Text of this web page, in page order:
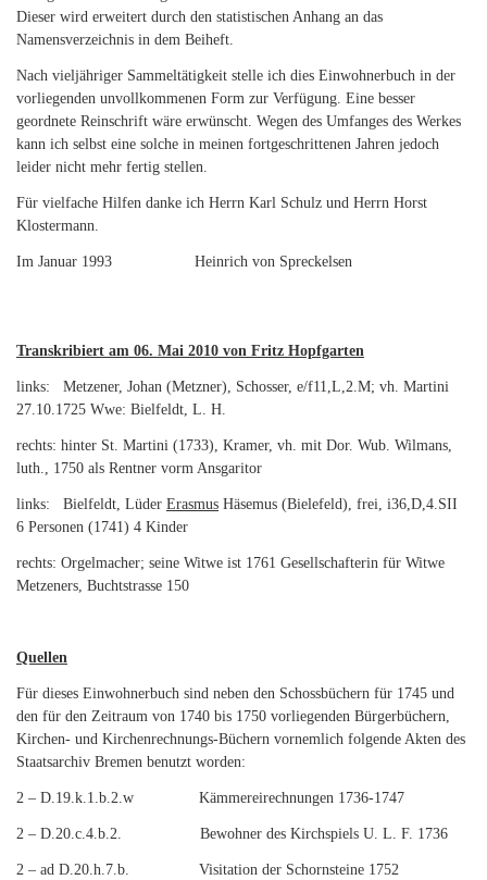
Dieser wird erweitert durch den statistischen Anhang an das
Namensverzeichnis in dem Beiheft.
Nach vieljähriger Sammeltätigkeit stelle ich dies Einwohnerbuch in der
vorliegenden unvollkommenen Form zur Verfügung. Eine besser
geordnete Reinschrift wäre erwünscht. Wegen des Umfanges des Werkes
kann ich selbst eine solche in meinen fortgeschrittenen Jahren jedoch
leider nicht mehr fertig stellen.
Für vielfache Hilfen danke ich Herrn Karl Schulz und Herrn Horst
Klostermann.
Im Januar 1993 Heinrich von Spreckelsen
Transkribiert am 06. Mai 2010 von Fritz Hopfgarten
links: Metzener, Johan (Metzner), Schosser, e/f11,L,2.M; vh. Martini
27.10.1725 Wwe: Bielfeldt, L. H.
rechts: hinter St. Martini (1733), Kramer, vh. mit Dor. Wub. Wilmans,
luth., 1750 als Rentner vorm Ansgaritor
links: Bielfeldt, Lüder Erasmus Häsemus (Bielefeld), frei, i36,D,4.SII
6 Personen (1741) 4 Kinder
rechts: Orgelmacher; seine Witwe ist 1761 Gesellschafterin für Witwe
Metzeners, Buchtstrasse 150
Quellen
Für dieses Einwohnerbuch sind neben den Schossbüchern für 1745 und
den für den Zeitraum von 1740 bis 1750 vorliegenden Bürgerbüchern,
Kirchen- und Kirchenrechnungs-Büchern vornemlich folgende Akten des
Staatsarchiv Bremen benutzt worden:
2 – D.19.k.1.b.2.w Kämmereirechnungen 1736-1747
2 – D.20.c.4.b.2. Bewohner des Kirchspiels U. L. F. 1736
2 – ad D.20.h.7.b. Visitation der Schornsteine 1752